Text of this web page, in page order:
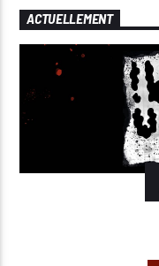
ACTUELLEMENT